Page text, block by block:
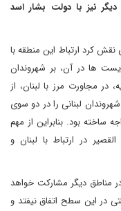
نیز با دولت بشار اسد
نقش کرد ارتباط این منطقه با
ها در آن، بر شهروندان
در مجاورت مرز با لبنان، از
لبنانی را در دو سوی
ساخته بود. بنابراین از مهم
در ارتباط با لبنان و
مناطق دیگر مشارکت خواهد
در این سطح اتفاق نیفتد و